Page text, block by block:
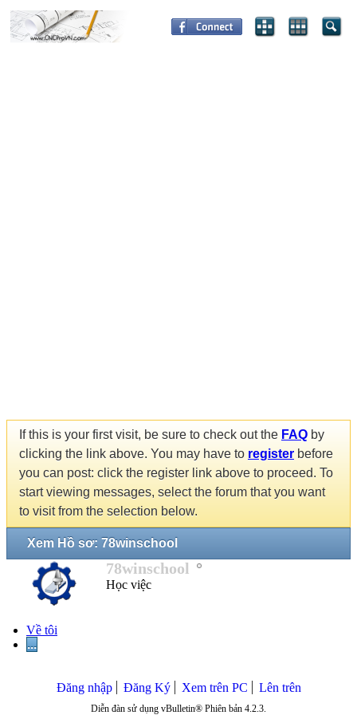
If this is your first visit, be sure to check out the FAQ by
clicking the link above. You may have to register before
you can post: click the register link above to proceed. To
start viewing messages, select the forum that you want
to visit from the selection below.
Xem Hồ sơ: 78winschool
78winschool
Học việc
Về tôi
...
Đăng nhập Đăng Ký Xem trên PC Lên trên
Diễn đàn sử dụng vBulletin® Phiên bản 4.2.3.